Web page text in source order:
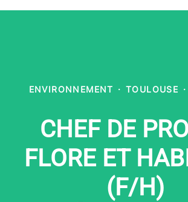
ENVIRONNEMENT · TOULOUSE ·
CHEF DE
FLORE ET
(F/H)